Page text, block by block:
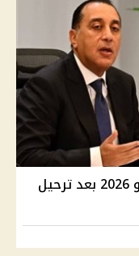
الفئات المستثناة من إجازة 30 يونيو 2026 بعد ترحيل